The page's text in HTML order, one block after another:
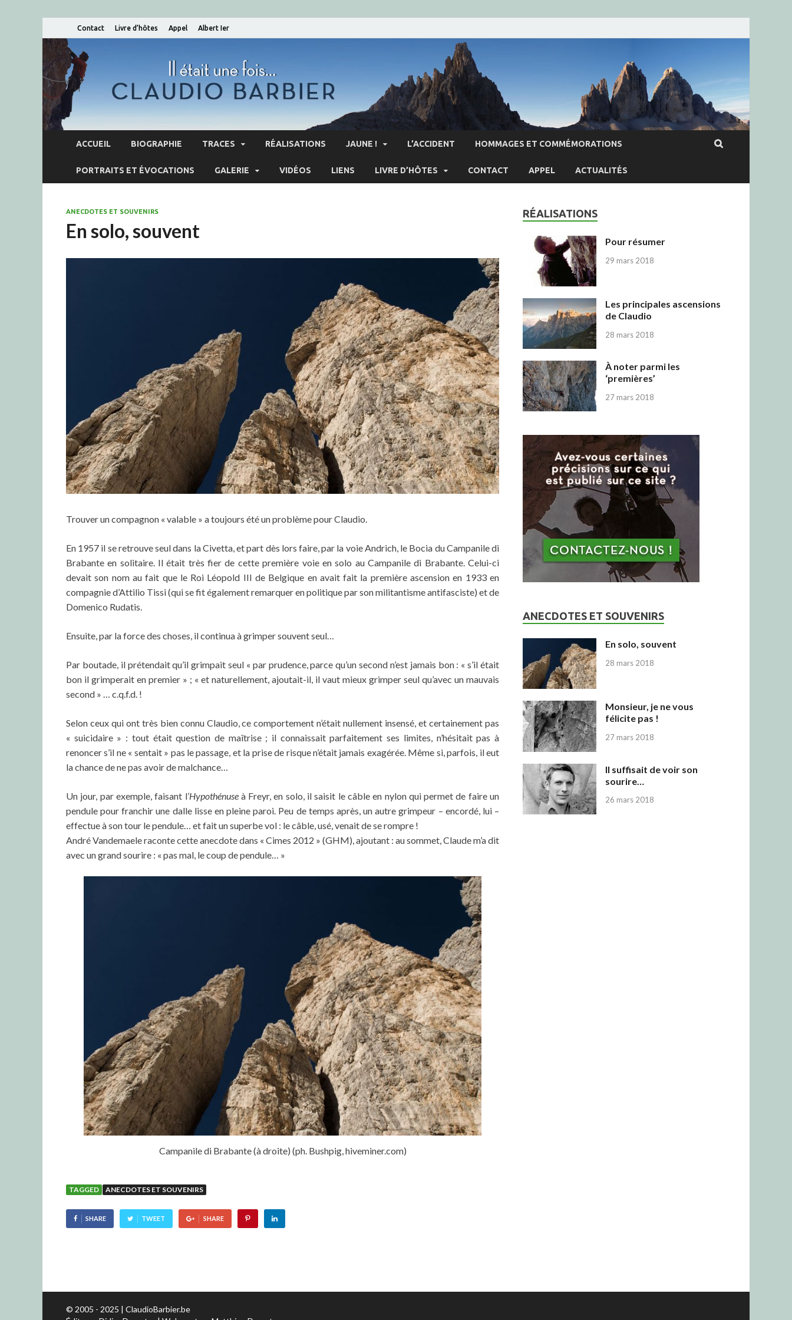
Contact Livre d’hôtes Appel Albert Ier
ACCUEIL BIOGRAPHIE TRACES RÉALISATIONS JAUNE ! L’ACCIDENT HOMMAGES ET COMMÉMORATIONS
PORTRAITS ET ÉVOCATIONS GALERIE VIDÉOS LIENS LIVRE D’HÔTES CONTACT APPEL ACTUALITÉS
ANECDOTES ET SOUVENIRS
En solo, souvent
Trouver un compagnon « valable » a toujours été un problème pour Claudio.
En 1957 il se retrouve seul dans la Civetta, et part dès lors faire, par la voie Andrich, le Bocia du Campanile di
Brabante en solitaire. Il était très fier de cette première voie en solo au Campanile di Brabante. Celui-ci
devait son nom au fait que le Roi Léopold III de Belgique en avait fait la première ascension en 1933 en
compagnie d’Attilio Tissi (qui se fit également remarquer en politique par son militantisme antifasciste) et de
Domenico Rudatis.
Ensuite, par la force des choses, il continua à grimper souvent seul…
Par boutade, il prétendait qu’il grimpait seul « par prudence, parce qu’un second n’est jamais bon : « s’il était
bon il grimperait en premier » ; « et naturellement, ajoutait-il, il vaut mieux grimper seul qu’avec un mauvais
second » … c.q.f.d. !
Selon ceux qui ont très bien connu Claudio, ce comportement n’était nullement insensé, et certainement pas
« suicidaire » : tout était question de maîtrise ; il connaissait parfaitement ses limites, n’hésitait pas à
renoncer s’il ne « sentait » pas le passage, et la prise de risque n’était jamais exagérée. Même si, parfois, il eut
la chance de ne pas avoir de malchance…
Un jour, par exemple, faisant l’Hypothénuseà Freyr, en solo, il saisit le câble en nylon qui permet de faire un
pendule pour franchir une dalle lisse en pleine paroi. Peu de temps après, un autre grimpeur – encordé, lui –
effectue à son tour le pendule… et fait un superbe vol : le câble, usé, venait de se rompre !
André Vandemaele raconte cette anecdote dans « Cimes 2012 » (GHM), ajoutant : au sommet, Claude m’a dit
avec un grand sourire : « pas mal, le coup de pendule… »
Campanile di Brabante (à droite) (ph. Bushpig, hiveminer.com)
TAGGED ANECDOTES ET SOUVENIRS
SHARE TWEET SHARE
RÉALISATIONS
Pour résumer
29 mars 2018
Les principales ascensions
de Claudio
28 mars 2018
À noter parmi les
‘premières’
27 mars 2018
ANECDOTES ET SOUVENIRS
En solo, souvent
28 mars 2018
Monsieur, je ne vous
félicite pas !
27 mars 2018
Il suffisait de voir son
sourire…
26 mars 2018
© 2005 - 2025 | ClaudioBarbier.be